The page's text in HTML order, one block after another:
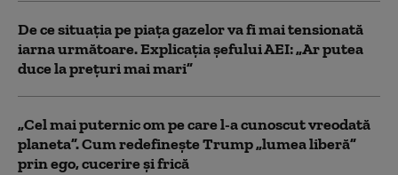
De ce situaţia pe piaţa gazelor va fi mai tensionată
iarna următoare. Explicația șefului AEI: „Ar putea
duce la preţuri mai mari”
„Cel mai puternic om pe care l-a cunoscut vreodată
planeta”. Cum redefinește Trump „lumea liberă”
prin ego, cucerire și frică